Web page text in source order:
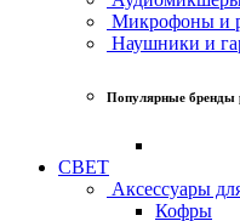
Микрофоны и
Наушники и
Популярные бренды
СВЕТ
Аксессуары
Кофры